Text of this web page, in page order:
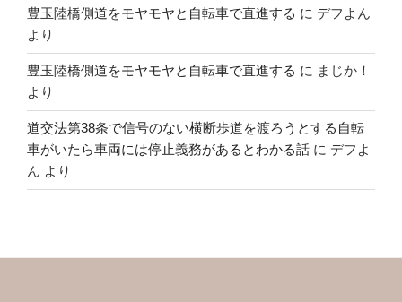
豊玉陸橋側道をモヤモヤと自転車で直進する に デフよん
より
豊玉陸橋側道をモヤモヤと自転車で直進する に まじか！
より
道交法第38条で信号のない横断歩道を渡ろうとする自転
車がいたら車両には停止義務があるとわかる話 に デフよ
ん より